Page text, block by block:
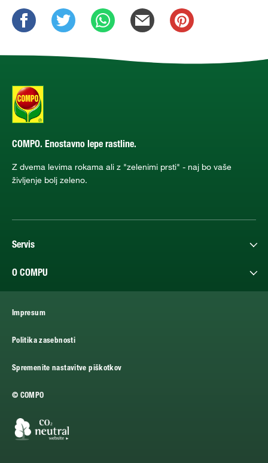
COMPO. Enostavno lepe rastline.
Z dvema levima rokama ali z "zelenimi prsti" - naj bo vaše
življenje bolj zeleno.
Servis
O COMPU
Impresum
Politika zasebnosti
Spremenite nastavitve piškotkov
© COMPO